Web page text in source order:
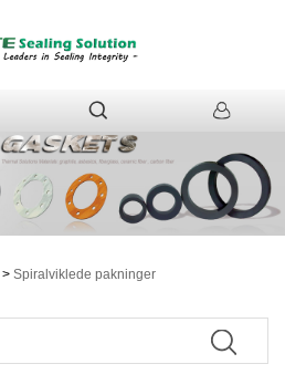
> Spiralviklede pakninger